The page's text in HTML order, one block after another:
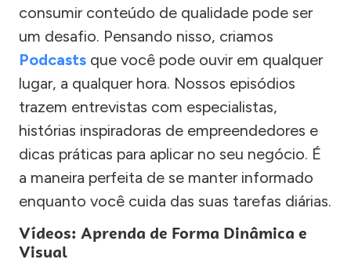
consumir conteúdo de qualidade pode ser
um desafio. Pensando nisso, criamos
Podcasts que você pode ouvir em qualquer
lugar, a qualquer hora. Nossos episódios
trazem entrevistas com especialistas,
histórias inspiradoras de empreendedores e
dicas práticas para aplicar no seu negócio. É
a maneira perfeita de se manter informado
enquanto você cuida das suas tarefas diárias.
Vídeos: Aprenda de Forma Dinâmica e
Visual